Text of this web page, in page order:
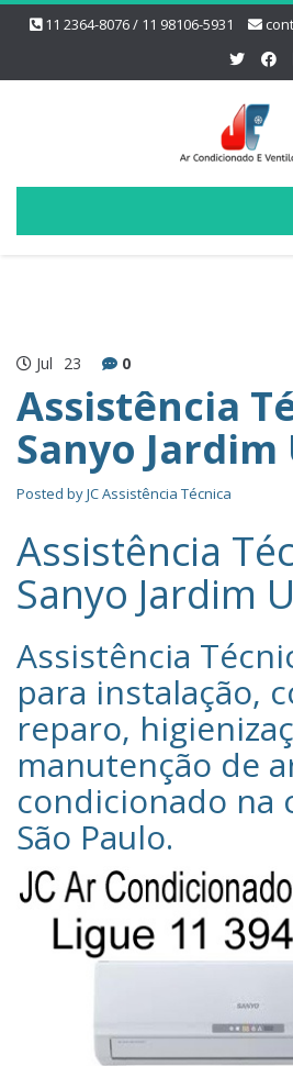
11 2364-8076 / 11 98106-5931
Jul 23 0
Assistência
Sanyo Jardim
Posted byJC Assistência Técnica
Assistência
Sanyo Jardim
Assistência
para instalação,
reparo,
manutenção de
condicionado na
São Paulo.